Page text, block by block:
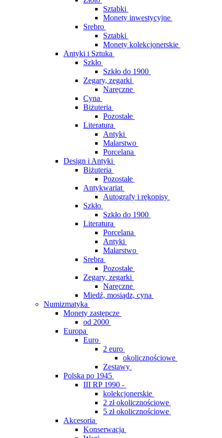
Sztabki
Monety inwestycyjne
Srebro
Sztabki
Monety kolekcjonerskie
Antyki i Sztuka
Szkło
Szkło do 1900
Zegary, zegarki
Naręczne
Cyna
Biżuteria
Pozostałe
Literatura
Antyki
Malarstwo
Porcelana
Design i Antyki
Biżuteria
Pozostałe
Antykwariat
Autografy i rękopisy
Szkło
Szkło do 1900
Literatura
Porcelana
Antyki
Malarstwo
Srebra
Pozostałe
Zegary, zegarki
Naręczne
Miedź, mosiądz, cyna
Numizmatyka
Monety zastępcze
od 2000
Europa
Euro
2 euro
okolicznościowe
Zestawy
Polska po 1945
III RP 1990 -
kolekcjonerskie
2 zł okolicznościowe
5 zł okolicznościowe
Akcesoria
Konserwacja